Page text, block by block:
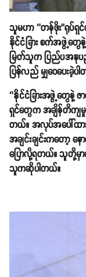
သူမဟာ ‘’တန်ဖိုး’’ရုပ်
နိုင်ငံခြား စက်အဖွဲ့တွေ
မြတ်သူက ပြည်ပအနု
ပြန်လည် မျှဝေပေးခဲ့ပ
‘’နိုင်ငံခြားအဖွဲ့တွေနဲ့
ရှင်တွေက အချိန်တိကျ
တယ်။ အလုပ်အပေါ်
အချင်းချင်းကတော့ န
ပြောလို့ရတယ်။ သူတို့မှ
သူကဆိုပါတယ်။